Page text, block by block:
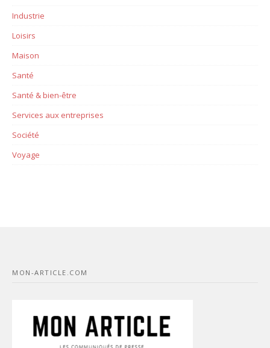
Industrie
Loisirs
Maison
Santé
Santé & bien-être
Services aux entreprises
Société
Voyage
MON-ARTICLE.COM